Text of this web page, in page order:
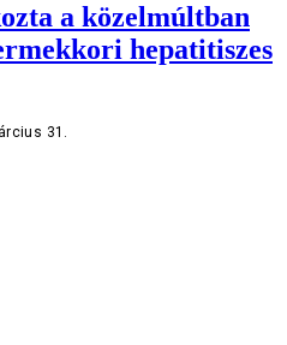
a közelmúltban
hepatitiszes
31.